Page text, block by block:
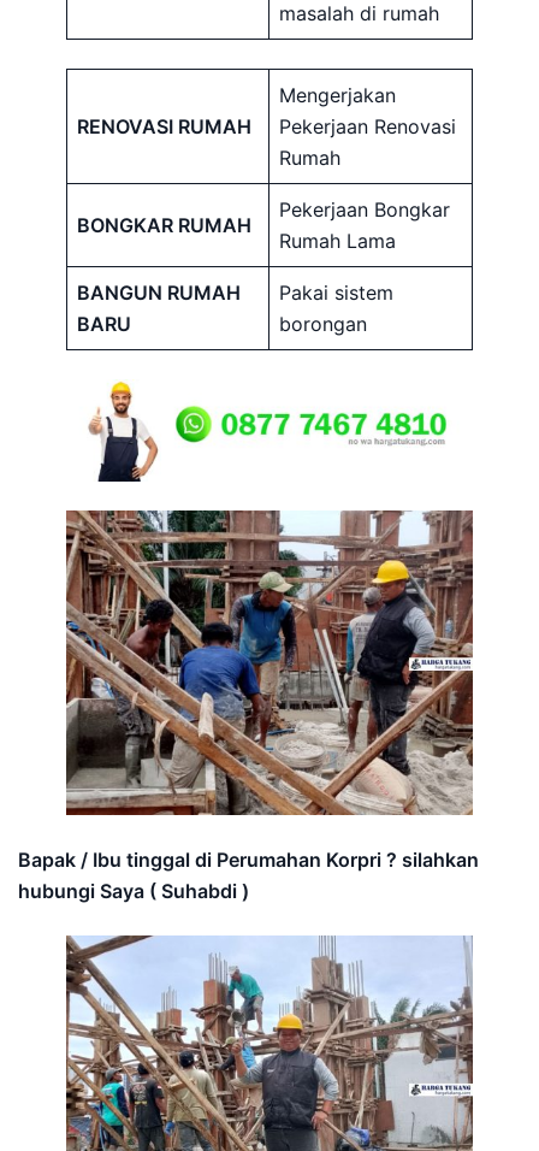
masalah di rumah
RENOVASI RUMAH
Mengerjakan
Pekerjaan Renovasi
Rumah
BONGKAR RUMAH
Pekerjaan Bongkar
Rumah Lama
BANGUN RUMAH
BARU
Pakai sistem
borongan
Bapak / Ibu tinggal di Perumahan Korpri ? silahkan
hubungi Saya ( Suhabdi )